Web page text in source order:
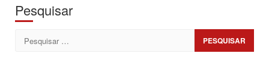
Pesquisar
Pesquisar